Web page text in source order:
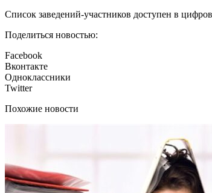
Список заведений-участников доступен в
Поделиться новостью:
Facebook
Вконтакте
Одноклассники
Twitter
Похожие новости